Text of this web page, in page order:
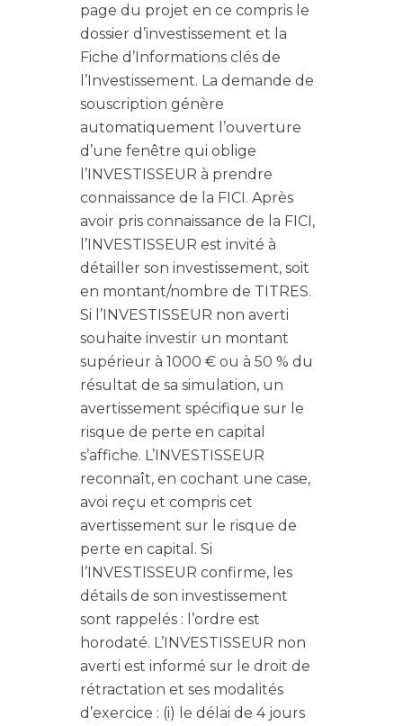
page du projet en ce compris le
dossier d’investissement et la
Fiche d’Informations clés de
l’Investissement. La demande de
souscription génère
automatiquement l’ouverture
d’une fenêtre qui oblige
l’INVESTISSEUR à prendre
connaissance de la FICI. Après
avoir pris connaissance de la FICI,
l’INVESTISSEUR est invité à
détailler son investissement, soit
en montant/nombre de TITRES.
Si l’INVESTISSEUR non averti
souhaite investir un montant
supérieur à 1000 € ou à 50 % du
résultat de sa simulation, un
avertissement spécifique sur le
risque de perte en capital
s’affiche. L’INVESTISSEUR
reconnaît, en cochant une case,
avoi reçu et compris cet
avertissement sur le risque de
perte en capital. Si
l’INVESTISSEUR confirme, les
détails de son investissement
sont rappelés : l’ordre est
horodaté. L’INVESTISSEUR non
averti est informé sur le droit de
rétractation et ses modalités
d’exercice : (i) le délai de 4 jours